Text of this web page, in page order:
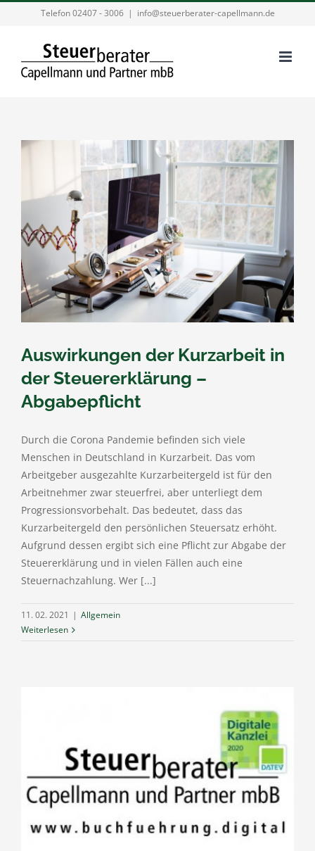
Telefon 02407 - 3006 | info@steuerberater-capellmann.de
Auswirkungen der Kurzarbeit in
der Steuererklärung –
Abgabepflicht
Durch die Corona Pandemie befinden sich viele
Menschen in Deutschland in Kurzarbeit. Das vom
Arbeitgeber ausgezahlte Kurzarbeitergeld ist für den
Arbeitnehmer zwar steuerfrei, aber unterliegt dem
Progressionsvorbehalt. Das bedeutet, dass das
Kurzarbeitergeld den persönlichen Steuersatz erhöht.
Aufgrund dessen ergibt sich eine Pflicht zur Abgabe der
Steuererklärung und in vielen Fällen auch eine
Steuernachzahlung. Wer [...]
11. 02. 2021 | Allgemein
Weiterlesen